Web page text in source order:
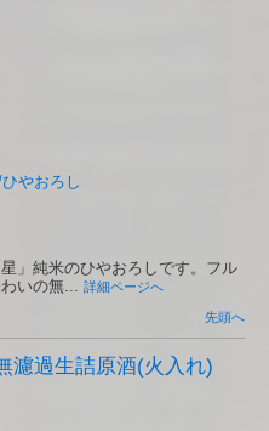
やおろし
」純米のひやおろしです。フル
いの無... 詳細ページへ
先頭へ
濾過生詰原酒(火入れ)